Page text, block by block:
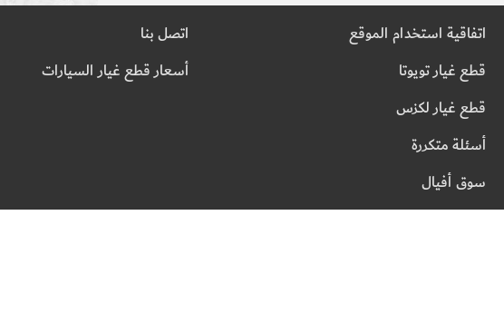
اتفاقية استخدام الموقع
قطع غيار تويوتا
قطع غيار لكزس
أسئلة متكررة
سوق أفيال
اتصل بنا
أسعار قطع غيار السيارات